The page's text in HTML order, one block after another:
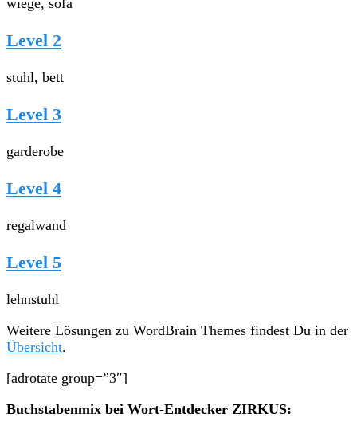
Level 2
stuhl, bett
Level 3
garderobe
Level 4
regalwand
Level 5
lehnstuhl
Weitere Lösungen zu WordBrain Themes findest Du in der
Übersicht.
[adrotate group=”3″]
Buchstabenmix bei Wort-Entdecker ZIRKUS: